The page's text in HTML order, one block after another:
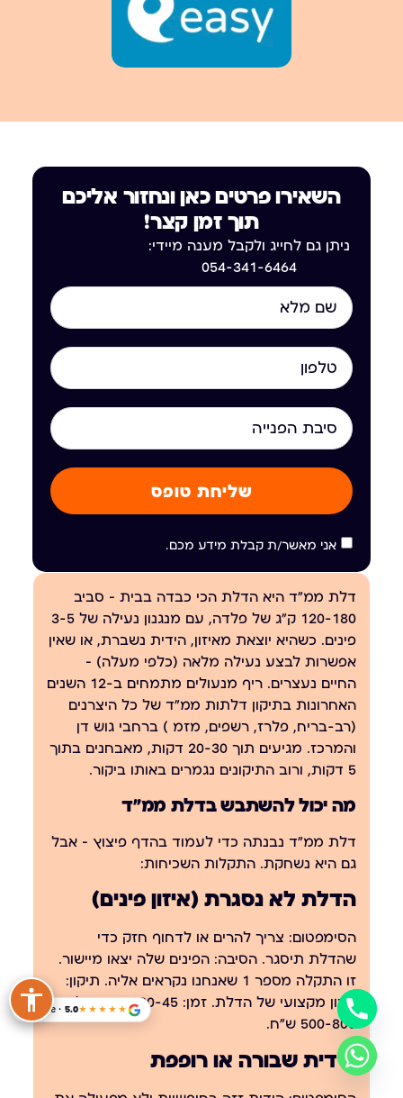
דלת ממ"ד היא הדלת הכי כבדה בבית — סביב
120-180 ק"ג של פלדה, עם מנגנון נעילה של 3-5
פינים. כשהיא יוצאת מאיזון, הידית נשברת, או שאין
אפשרות לבצע נעילה מלאה (כלפי מעלה) —
החיים נעצרים. ריף מנעולים מתמחים ב-12 השנים
האחרונות בתיקון דלתות ממ"ד של כל היצרנים
(רב-בריח, פלרז, רשפים, מזמ ) ברחבי גוש דן
והמרכז. מגיעים תוך 20-30 דקות, מאבחנים בתוך
5 דקות, ורוב התיקונים נגמרים באותו ביקור.
מה יכול להשתבש בדלת ממ"ד
דלת ממ"ד נבנתה כדי לעמוד בהדף פיצוץ — אבל
גם היא נשחקת. התקלות השכיחות:
הדלת לא נסגרת (איזון פינים)
הסימפטום: צריך להרים או לדחוף חזק כדי
שהדלת תיסגר. הסיבה: הפינים שלה יצאו מיישור.
זו התקלה מספר 1 שאנחנו נקראים אליה. תיקון:
איזון מקצועי של הדלת. זמן: 30-45 דקות. עלות:
500-800 ש"ח.
הידית שבורה או רופפת
השאירו פרטים כאן ונחזור אליכם
תוך זמן קצר!
ניתן גם לחייג ולקבל מענה מיידי:
054-341-6464
אני מאשר/ת קבלת מידע מכם.
שליחת טופס
★★★★★
Google · 5.0